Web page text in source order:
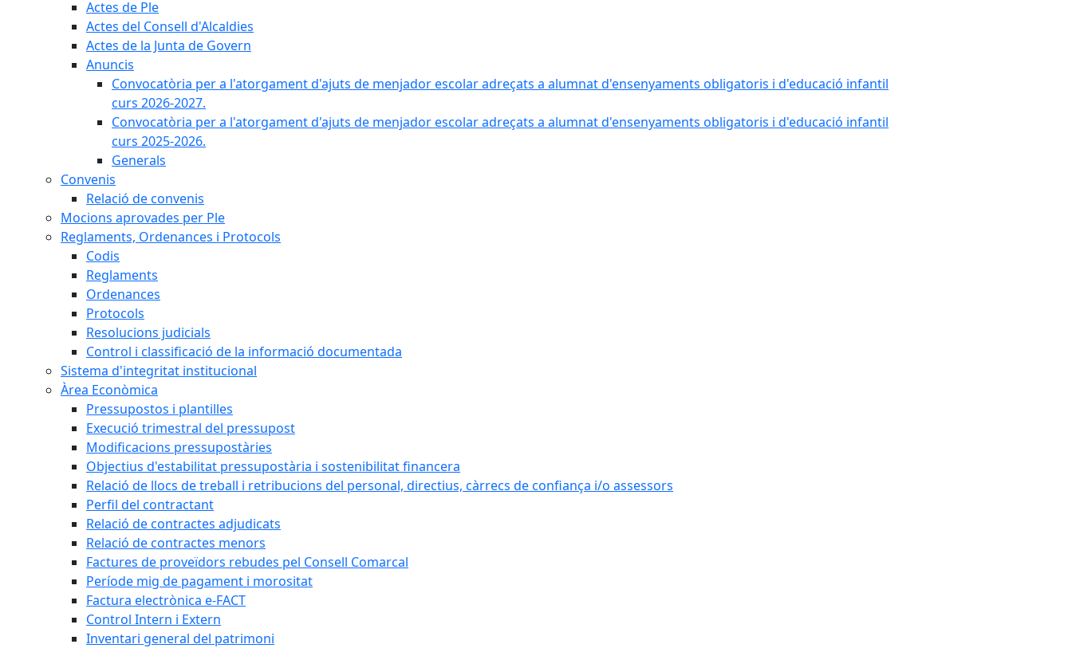
Actes de Ple
Actes del Consell d'Alcaldies
Actes de la Junta de Govern
Anuncis
Convocatòria per a l'atorgament d'ajuts de menjador escolar adreçats a alumnat d'ensenyaments obligatoris i d'educació infantil
curs 2026-2027.
Convocatòria per a l'atorgament d'ajuts de menjador escolar adreçats a alumnat d'ensenyaments obligatoris i d'educació infantil
curs 2025-2026.
Generals
Convenis
Relació de convenis
Mocions aprovades per Ple
Reglaments, Ordenances i Protocols
Codis
Reglaments
Ordenances
Protocols
Resolucions judicials
Control i classificació de la informació documentada
Sistema d'integritat institucional
Àrea Econòmica
Pressupostos i plantilles
Execució trimestral del pressupost
Modificacions pressupostàries
Objectius d'estabilitat pressupostària i sostenibilitat financera
Relació de llocs de treball i retribucions del personal, directius, càrrecs de confiança i/o assessors
Perfil del contractant
Relació de contractes adjudicats
Relació de contractes menors
Factures de proveïdors rebudes pel Consell Comarcal
Període mig de pagament i morositat
Factura electrònica e-FACT
Control Intern i Extern
Inventari general del patrimoni